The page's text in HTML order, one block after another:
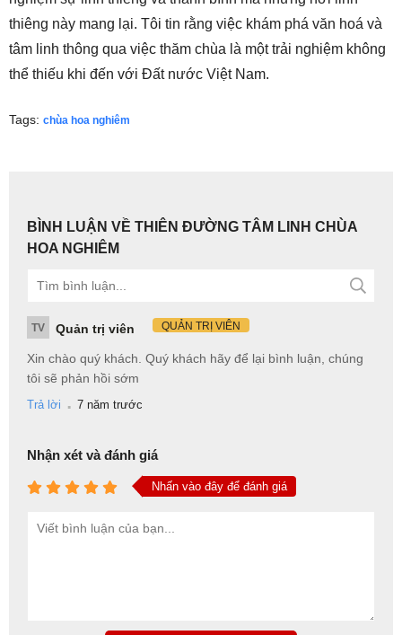
thiêng này mang lại. Tôi tin rằng việc khám phá văn hoá và
tâm linh thông qua việc thăm chùa là một trải nghiệm không
thể thiếu khi đến với Đất nước Việt Nam.
Tags: chùa hoa nghiêm
BÌNH LUẬN VỀ THIÊN ĐƯỜNG TÂM LINH CHÙA
HOA NGHIÊM
TV Quản trị viên QUẢN TRỊ VIÊN
Xin chào quý khách. Quý khách hãy để lại bình luận, chúng
tôi sẽ phản hồi sớm
Trả lời . 7 năm trước
Nhận xét và đánh giá
Nhấn vào đây để đánh giá